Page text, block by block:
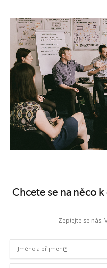
Ucelený základ facilitace je
který vás provede facilitací od A
důležité techniky. Posílíte svoji
Získáte velmi cennou objektivní
kvalitní základ pro vaši facilitační
Co vám kurz
vytvořit dobrý "design"
aktivizovat a motivovat účastníky
pracovat se skupinou, která
předcházet vzniku konfliktu a
na kvalitě komunikace ve
Mohou to být jak manažeři z
zkušenosti zasadit do uceleného
zúčastnit také našeho
Chcete se na něco
Zeptejte se nás.
Jméno a příjmení*